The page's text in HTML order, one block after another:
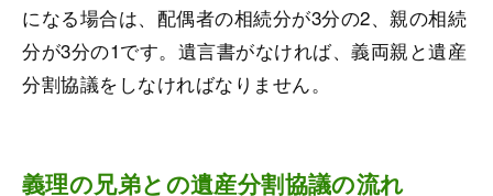
になる場合は、配偶者の相続分が3分の2、親の相続
分が3分の1です。遺言書がなければ、義両親と遺産
分割協議をしなければなりません。
義理の兄弟との遺産分割協議の流れ